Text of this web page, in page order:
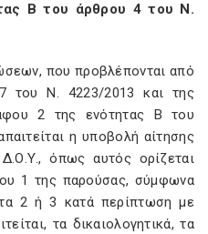
Β του άρθρου 4 του Ν.
που προβλέπονται από
του Ν. 4223/2013 και της
2 της ενότητας Β του
η υποβολή αίτησης
όπως αυτός ορίζεται
1 της παρούσας, σύμφωνα
2 ή 3 κατά περίπτωση με
τα δικαιολογητικά, τα